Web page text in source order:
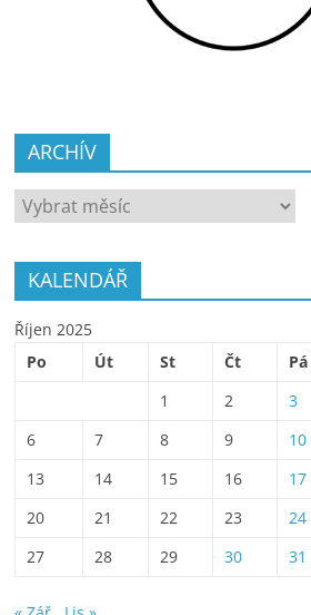
ARCHÍV
ARCHÍV
KALENDÁŘ
Říjen 2025
Po
Út St Čt Pá
1
2 3
6
7 8 9 10
13
14 15 16 17
20
21 22 23 24
27
28 29 30 31